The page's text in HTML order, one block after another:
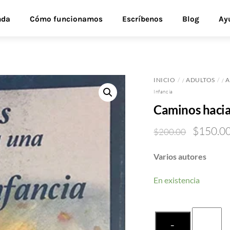
Cómo funcionamos Escríbenos Blog
INICIO /ADULTOS /
Infancia
Caminos
$200.00
Original
was:
$
Varios autores
En existencia
−